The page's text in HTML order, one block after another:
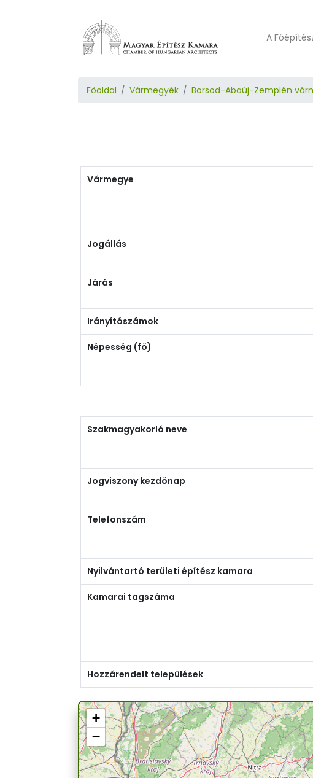
A
Főoldal Vármegyék Borsod-Abaúj-Zemplén
Vármegye
Jogállás
Járás
Irányítószámok
Népesség (fő)
Szakmagyakorló neve
Jogviszony kezdőnap
Telefonszám
Nyilvántartó területi építész kamara
Kamarai tagszáma
Hozzárendelt települések
+
−